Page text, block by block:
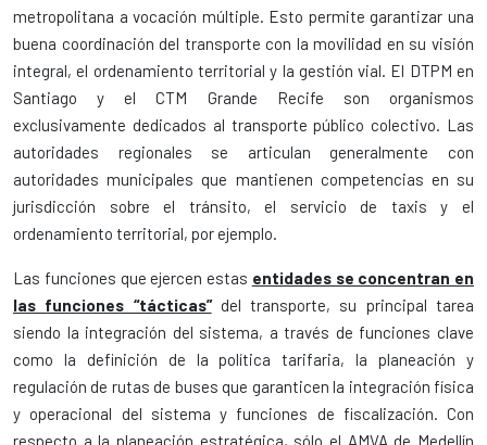
metropolitana a vocación múltiple. Esto permite garantizar una
buena coordinación del transporte con la movilidad en su visión
integral, el ordenamiento territorial y la gestión vial. El DTPM en
Santiago y el CTM Grande Recife son organismos
exclusivamente dedicados al transporte público colectivo. Las
autoridades regionales se articulan generalmente con
autoridades municipales que mantienen competencias en su
jurisdicción sobre el tránsito, el servicio de taxis y el
ordenamiento territorial, por ejemplo.
Las funciones que ejercen estas entidades se concentran en
las funciones “tácticas”del transporte, su principal tarea
siendo la integración del sistema, a través de funciones clave
como la definición de la política tarifaria, la planeación y
regulación de rutas de buses que garanticen la integración física
y operacional del sistema y funciones de fiscalización. Con
respecto a la planeación estratégica, sólo el AMVA de Medellín